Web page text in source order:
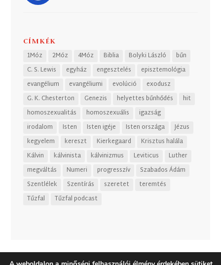
CÍMKÉK
1Móz 2Móz 4Móz Biblia Bolyki László
bűn
C. S. Lewis
egyház engesztelés
episztemológia
evangélium
evangéliumi evolúció
exodusz
G. K. Chesterton
Genezis helyettes bűnhődés
hit
homoszexualitás
homoszexuális
igazság
irodalom
Isten Isten igéje Isten országa
Jézus
kegyelem
kereszt Kierkegaard
Krisztus halála
Kálvin
kálvinista kálvinizmus Leviticus
Luther
megváltás
Numeri progresszív
Szabados Ádám
Szentlélek
Szentírás szeretet
teremtés
Tűzfal
Tűzfal podcast